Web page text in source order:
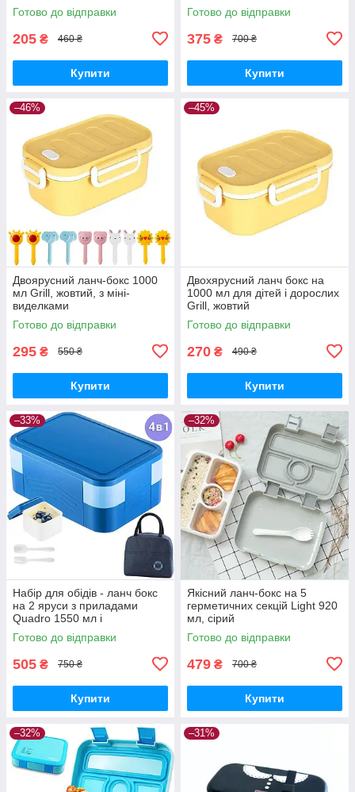
Готово до відправки
205 ₴ 460 ₴
Купити
Готово до відправки
375 ₴ 700 ₴
Купити
–46%
Двоярусний ланч-бокс 1000
мл Grill, жовтий, з міні-
виделками
Готово до відправки
295 ₴ 550 ₴
Купити
–45%
Двохярусний ланч бокс на
1000 мл для дітей і дорослих
Grill, жовтий
Готово до відправки
270 ₴ 490 ₴
Купити
–33%
Набір для обідів - ланч бокс
на 2 яруси з приладами
Quadro 1550 мл і
термосумка, синій
Готово до відправки
505 ₴ 750 ₴
Купити
–32%
Якісний ланч-бокс на 5
герметичних секцій Light 920
мл, сірий
Готово до відправки
479 ₴ 700 ₴
Купити
–32% –31%